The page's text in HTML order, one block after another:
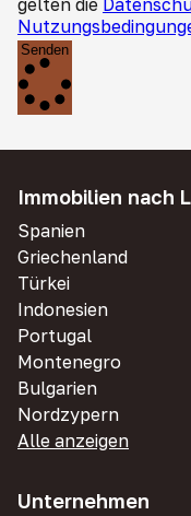
gelten die
Senden
Immobilien nach
Spanien
Griechenland
Türkei
Indonesien
Portugal
Montenegro
Bulgarien
Nordzypern
Alle anzeigen
Unternehmen